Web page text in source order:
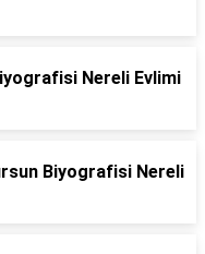
Nereli Evlimi
Biyografisi Nereli